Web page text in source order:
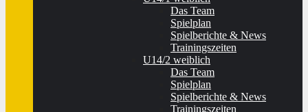
Das Team
Spielplan
Spielberichte & News
Trainingszeiten
U14/2 weiblich
Das Team
Spielplan
Spielberichte & News
Trainingszeiten